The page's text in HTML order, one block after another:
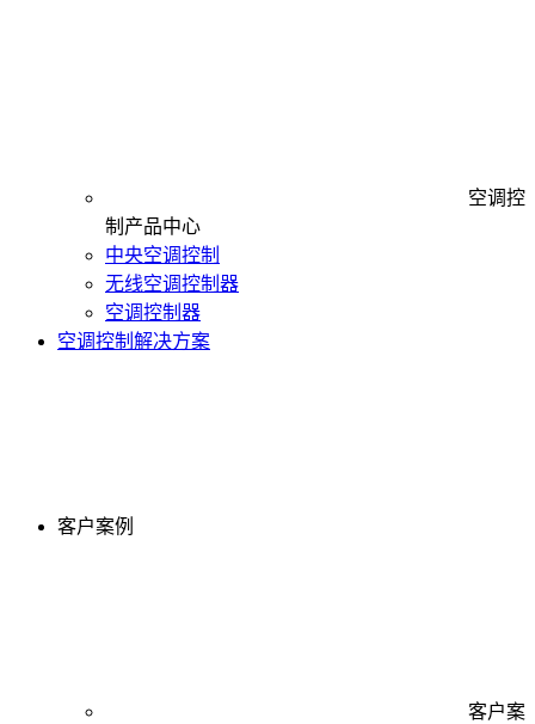
空调控
制产品中心
中央空调控制
无线空调控制器
空调控制器
空调控制解决方案
客户案例
客户案